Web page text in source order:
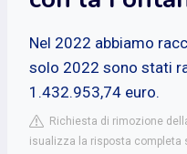
Nel 2022 abbiamo
solo 2022 sono stati
1.432.953,74 euro.
Richiesta di rimozione
isualizza la risposta completa